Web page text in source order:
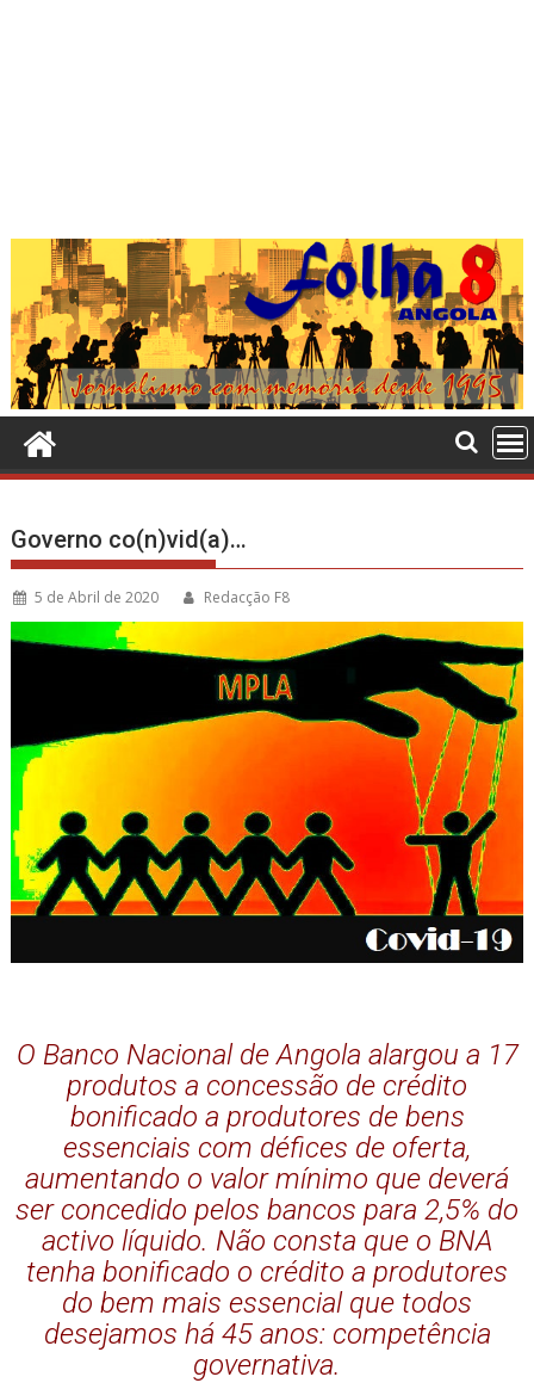
Governo co(n)vid(a)…
5 de Abril de 2020 Redacção F8
O Banco Nacional de Angola alargou a 17
produtos a concessão de crédito
bonificado a produtores de bens
essenciais com défices de oferta,
aumentando o valor mínimo que deverá
ser concedido pelos bancos para 2,5% do
activo líquido. Não consta que o BNA
tenha bonificado o crédito a produtores
do bem mais essencial que todos
desejamos há 45 anos: competência
governativa.